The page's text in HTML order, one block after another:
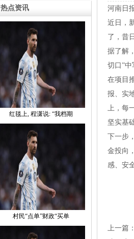
热点资讯
红毯上,程潇说:“我档期
村民“点单”财政“买单
河南日
近日，
了，昔
据了解
切口”中
在项目
报、实
上，每
坚实基
下一步
金投向
感、安
上一篇：